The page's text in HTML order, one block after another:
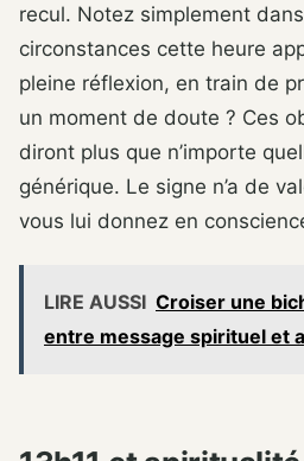
recul. Notez simplement
circonstances cette heure
pleine réflexion, en train de
un moment de doute ? Ces
diront plus que n’importe
générique. Le signe n’a de
vous lui donnez en
LIRE AUSSI Croiser une
entre message spirituel et